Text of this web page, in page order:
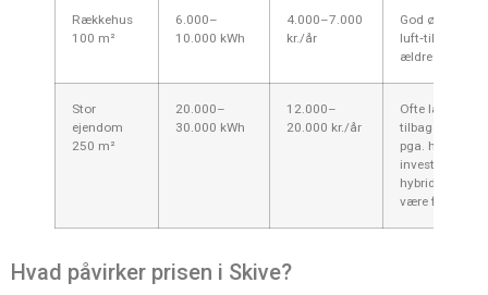
Rækkehus
100 m²
6.000–
10.000 kWh
4.000–7.000
kr./år
God økonomi
luft‑til‑vand vs
ældre elvarme.
Stor
ejendom
250 m²
20.000–
30.000 kWh
12.000–
20.000 kr./år
Ofte længere
pga. høj
investering;
hybridløsning
være fornuftig.
Hvad påvirker prisen i Skive?